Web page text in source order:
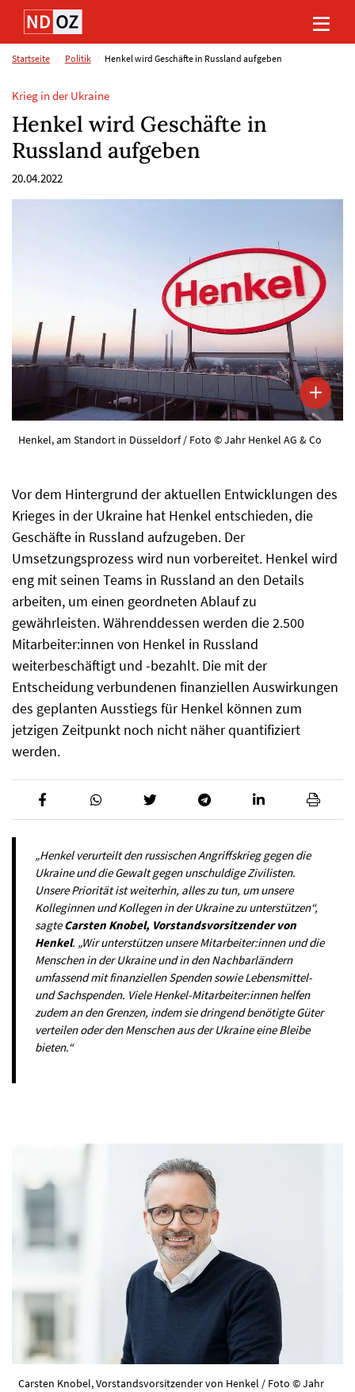
Direkt
Inhalt
(Eingabetaste)
Direkt
Hauptmenu
(Eingabetaste)
Direkt
Suche
(Eingabetaste)
Direkt
Footer
(Eingabetaste)
Startseite Politik Henkel wird Geschäfte in Russland aufgeben
Krieg in der Ukraine
Henkel wird Geschäfte in
Russland aufgeben
20.04.2022
Henkel, am Standort in Düsseldorf / Foto © Jahr Henkel AG & Co
Vor dem Hintergrund der aktuellen Entwicklungen des
Krieges in der Ukraine hat Henkel entschieden, die
Geschäfte in Russland aufzugeben. Der
Umsetzungsprozess wird nun vorbereitet. Henkel wird
eng mit seinen Teams in Russland an den Details
arbeiten, um einen geordneten Ablauf zu
gewährleisten. Währenddessen werden die 2.500
Mitarbeiter:innen von Henkel in Russland
weiterbeschäftigt und -bezahlt. Die mit der
Entscheidung verbundenen finanziellen Auswirkungen
des geplanten Ausstiegs für Henkel können zum
jetzigen Zeitpunkt noch nicht näher quantifiziert
werden.
„Henkel verurteilt den russischen Angriffskrieg gegen die
Ukraine und die Gewalt gegen unschuldige Zivilisten.
Unsere Priorität ist weiterhin, alles zu tun, um unsere
Kolleginnen und Kollegen in der Ukraine zu unterstützen“,
sagteCarsten Knobel, Vorstandsvorsitzender von
Henkel. „Wir unterstützen unsere Mitarbeiter:innen und die
Menschen in der Ukraine und in den Nachbarländern
umfassend mit finanziellen Spenden sowie Lebensmittel-
und Sachspenden. Viele Henkel-Mitarbeiter:innen helfen
zudem an den Grenzen, indem sie dringend benötigte Güter
verteilen oder den Menschen aus der Ukraine eine Bleibe
bieten.“
Carsten Knobel, Vorstandsvorsitzender von Henkel / Foto © Jahr